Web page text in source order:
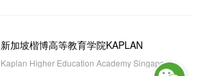
新加坡楷博高等教育学院KAPLAN
Kaplan Higher Education Academy Singapore